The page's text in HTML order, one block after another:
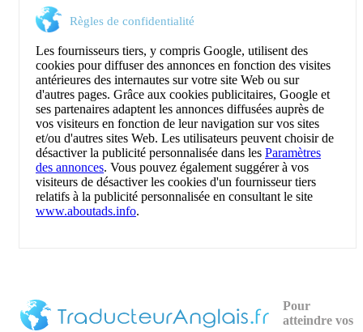
Règles de confidentialité
Les fournisseurs tiers, y compris Google, utilisent des
cookies pour diffuser des annonces en fonction des visites
antérieures des internautes sur votre site Web ou sur
d'autres pages. Grâce aux cookies publicitaires, Google et
ses partenaires adaptent les annonces diffusées auprès de
vos visiteurs en fonction de leur navigation sur vos sites
et/ou d'autres sites Web. Les utilisateurs peuvent choisir de
désactiver la publicité personnalisée dans les Paramètres
des annonces. Vous pouvez également suggérer à vos
visiteurs de désactiver les cookies d'un fournisseur tiers
relatifs à la publicité personnalisée en consultant le site
www.aboutads.info.
Pour
atteindre vos